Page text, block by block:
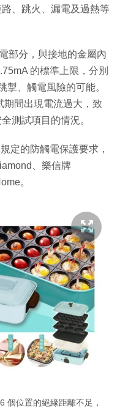
、跳火、漏電及過熱等
部分，與接地的金屬內
的標準上限，分別
掣、觸電風險的可能。
期間出現電流過大，致
測試項目的情況。
定的防觸電保護要求，
、樂信牌
。
個位置的絕緣距離不足，